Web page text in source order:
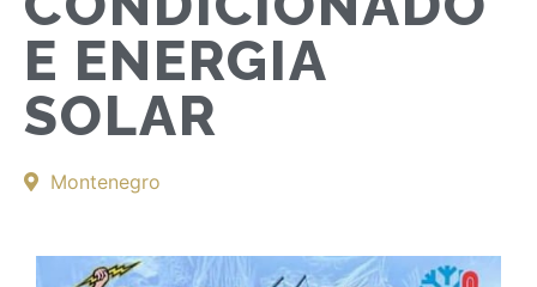
E ENERGIA
SOLAR
Montenegro